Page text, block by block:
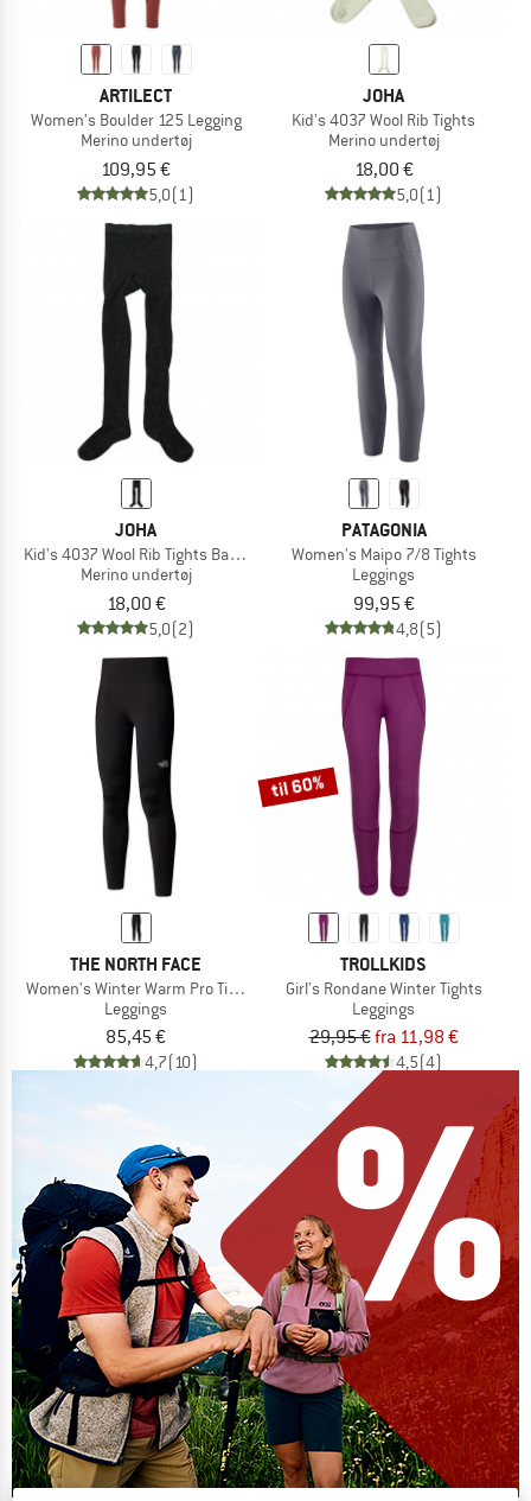
ARTILECT
Women's Boulder 125 Legging
Merino undertøj
109,95 €
5,0(1)
JOHA
Kid's 4037 Wool Rib Tights
Merino undertøj
18,00 €
5,0(1)
JOHA
Kid's 4037 Wool Rib Tights Bamboo
Merino undertøj
18,00 €
5,0(2)
PATAGONIA
Women's Maipo 7/8 Tights
Leggings
99,95 €
4,8(5)
THE NORTH FACE
Women's Winter Warm Pro Tight
Leggings
85,45 €
4,7(10)
til 60%
TROLLKIDS
Girl's Rondane Winter Tights
Leggings
29,95 €fra 11,98 €
4,5(4)